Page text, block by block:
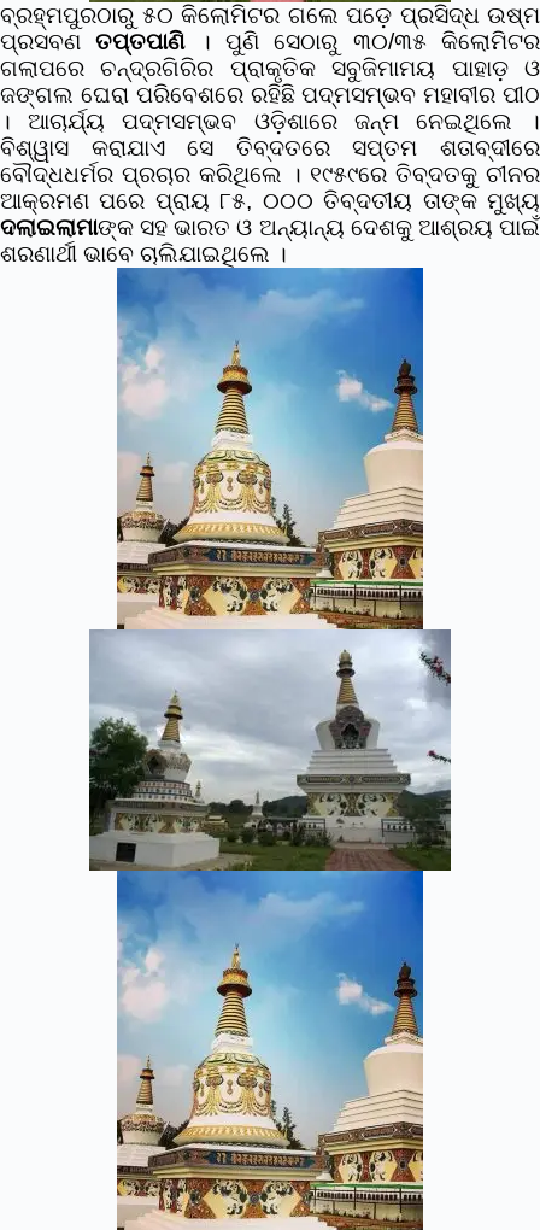
ବ୍ରହ୍ମପୁରଠାରୁ ୫୦ କିଲୋମିଟର ଗଲେ ପଡ଼େ ପ୍ରସିଦ୍ଧ ଉଷ୍ମ
ପ୍ରସବଣତପ୍ତପାଣି। ପୁଣି ସେଠାରୁ ୩୦/୩୫ କିଲୋମିଟର
ଗଲାପରେ ଚନ୍ଦ୍ରଗିରିର ପ୍ରାକୃତିକ ସବୁଜିମାମୟ ପାହାଡ଼ ଓ
ଜଙ୍ଗଲ ଘେରା ପରିବେଶରେ ରହିଛି ପଦ୍ମସମ୍ଭବ ମହାବୀର ପୀଠ
। ଆଚାର୍ଯ୍ୟ ପଦ୍ମସମ୍ଭବ ଓଡ଼ିଶାରେ ଜନ୍ମ ନେଇଥିଲେ ।
ବିଶ୍ୱାସ କରାଯାଏ ସେ ତିବ୍ଦତରେ ସପ୍ତମ ଶତାବ୍ଦୀରେ
ବୌଦ୍ଧଧର୍ମର ପ୍ରଚାର କରିଥିଲେ । ୧୯୫୯ରେ ତିବ୍ଦତକୁ ଚୀନର
ଆକ୍ରମଣ ପରେ ପ୍ରାୟ ୮୫, ୦୦୦ ତିବ୍ଦତୀୟ ତାଙ୍କ ମୁଖ୍ୟ
ଦଲାଇଲାମାଙ୍କ ସହ ଭାରତ ଓ ଅନ୍ୟାନ୍ୟ ଦେଶକୁ ଆଶ୍ରୟ ପାଇଁ
ଶରଣାର୍ଥୀ ଭାବେ ଚାଲିଯାଇଥିଲେ ।